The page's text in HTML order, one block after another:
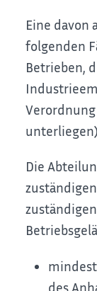
Eine davon
folgenden
Betrieben,
Die
des